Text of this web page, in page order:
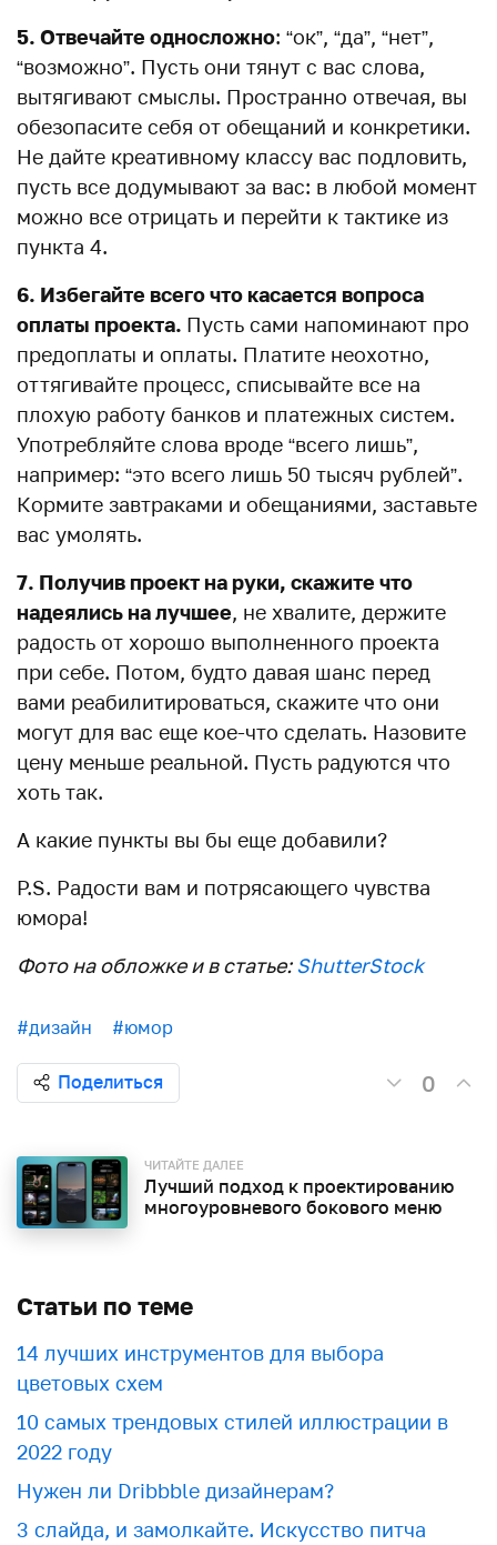
5. Отвечайте односложно: “ок”, “да”, “нет”,
“возможно”. Пусть они тянут с вас слова,
вытягивают смыслы. Пространно отвечая, вы
обезопасите себя от обещаний и конкретики.
Не дайте креативному классу вас подловить,
пусть все додумывают за вас: в любой момент
можно все отрицать и перейти к тактике из
пункта 4.
6. Избегайте всего что касается вопроса
оплаты проекта. Пусть сами напоминают про
предоплаты и оплаты. Платите неохотно,
оттягивайте процесс, списывайте все на
плохую работу банков и платежных систем.
Употребляйте слова вроде “всего лишь”,
например: “это всего лишь 50 тысяч рублей”.
Кормите завтраками и обещаниями, заставьте
вас умолять.
7. Получив проект на руки, скажите что
надеялись на лучшее, не хвалите, держите
радость от хорошо выполненного проекта
при себе. Потом, будто давая шанс перед
вами реабилитироваться, скажите что они
могут для вас еще кое-что сделать. Назовите
цену меньше реальной. Пусть радуются что
хоть так.
А какие пункты вы бы еще добавили?
P.S. Радости вам и потрясающего чувства
юмора!
Фото на обложке и в статье:ShutterStock
#дизайн #юмор
Поделиться 0
ЧИТАЙТЕ ДАЛЕЕ
Лучший подход к проектированию
многоуровневого бокового меню
Статьи по теме
​​14 лучших инструментов для выбора
цветовых схем
10 самых трендовых стилей иллюстрации в
2022 году
Нужен ли Dribbble дизайнерам?
3 слайда, и замолкайте. Искусство питча